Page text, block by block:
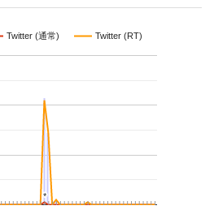
Twitter (通常) Twitter (RT)
*
*